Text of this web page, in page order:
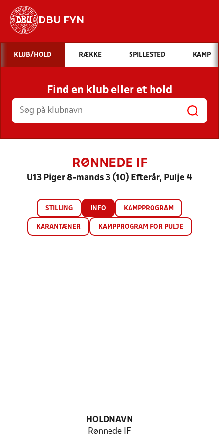
DBU FYN
Hvad vil du søge efter?
INDHOLD OG NYHEDER
STILLINGER, RESULTATER, KLUBBER OG
HOLD
KLUB/HOLD RÆKKE SPILLESTED KAMP
Find en klub eller et hold
RØNNEDE IF
U13 Piger 8-mands 3 (10) Efterår, Pulje 4
STILLING INFO KAMPPROGRAM
KARANTÆNER KAMPPROGRAM FOR PULJE
HOLDNAVN
Rønnede IF